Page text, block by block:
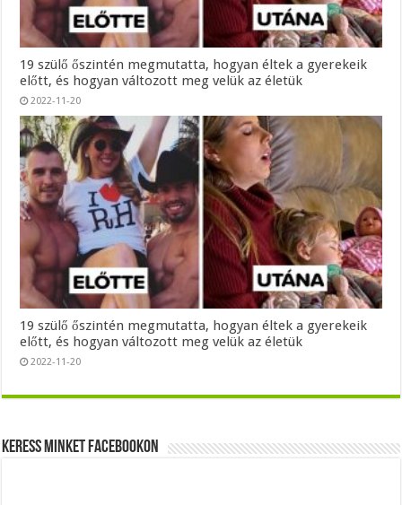
19 szülő őszintén megmutatta, hogyan éltek a gyerekeik
előtt, és hogyan változott meg velük az életük
2022-11-20
19 szülő őszintén megmutatta, hogyan éltek a gyerekeik
előtt, és hogyan változott meg velük az életük
2022-11-20
Keress minket Facebookon